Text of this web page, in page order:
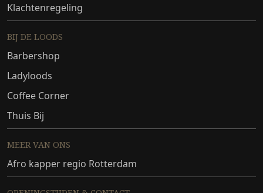
Klachtenregeling
BIJ DE LOODS
Barbershop
Ladyloods
Coffee Corner
Thuis Bij
MEER VAN ONS
Afro kapper regio Rotterdam